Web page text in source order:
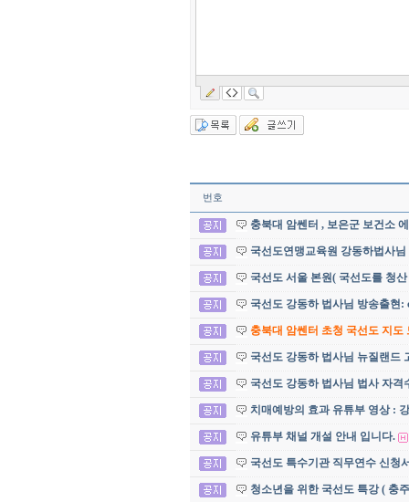
번호
충북대 암쎈터 , 보은군 보건소
국선도연맹교육원 강동하법사님
국선도 서울 본원( 국선도를 청
국선도 강동하 법사님 방송출현:
충북대 암쎈터 초청 국선도 지도
국선도 강동하 법사님 뉴질랜드
국선도 강동하 법사님 법사 자
치매예방의 효과 유튜부 영상 :
유튜부 채널 개설 안내 입니다.
국선도 특수기관 직무연수 신청
청소년을 위한 국선도 특강 ( 충